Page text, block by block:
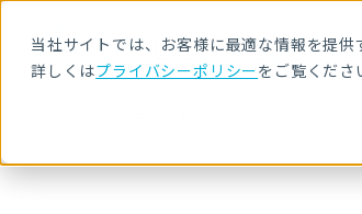
当社サイトでは、お客様に最適な情報を提
詳しくはプライバシーポリシーをご覧くださ